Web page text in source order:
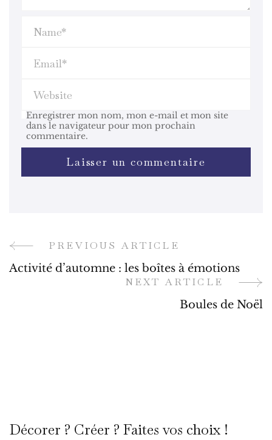
Enregistrer mon nom, mon e-mail et mon site
dans le navigateur pour mon prochain
commentaire.
Post
Navigation
PREVIOUS ARTICLE
Activité d’automne : les boîtes à émotions
NEXT ARTICLE
Boules de Noël
Décorer ? Créer ? Faites vos choix !